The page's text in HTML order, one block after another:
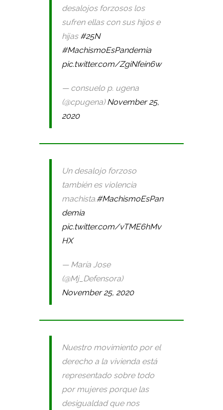
desalojos forzosos los
sufren ellas con sus hijos e
hijas #25N
#MachismoEsPandemia
pic.twitter.com/ZgiNfein6w
— consuelo p. ugena
(@cpugena) November 25,
2020
Un desalojo forzoso
también es violencia
machista.#MachismoEsPan
demia
pic.twitter.com/vTME6hMv
HX
— María Jose
(@Mj_Defensora)
November 25, 2020
Nuestro movimiento por el
derecho a la vivienda está
representado sobre todo
por mujeres porque las
desigualdad que nos